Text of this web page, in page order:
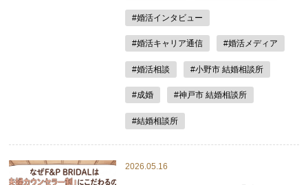
#婚活インタビュー
#婚活キャリア通信 #婚活メディア
#婚活相談 #小野市 結婚相談所
#成婚 #神戸市 結婚相談所
#結婚相談所
2026.05.16